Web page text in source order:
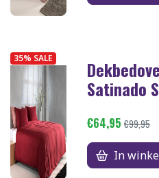
35% SALE
Satinado
€64,95 €99,95
In